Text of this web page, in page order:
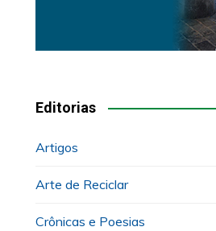
Editorias
Artigos
Arte de Reciclar
Crônicas e Poesias